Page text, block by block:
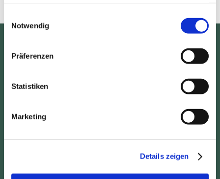
Notwendig
Präferenzen
Statistiken
Marketing
Details zeigen
Anschrift
Inh.: Bärbel Neumann
Kontakt